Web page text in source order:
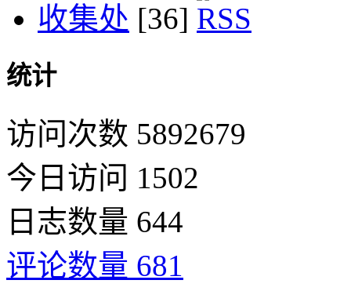
收集处 [36]
统计
访问次数 5892679
今日访问 1502
日志数量 644
评论数量 681